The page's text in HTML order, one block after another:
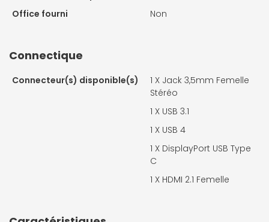
Office fourni
Non
Connectique
Connecteur(s) disponible(s) 1 X Jack 3,5mm Femelle
Stéréo
1 X USB 3.1
1 X USB 4
1 X DisplayPort USB Type
C
1 X HDMI 2.1 Femelle